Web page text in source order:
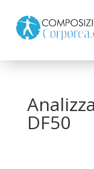
DF50